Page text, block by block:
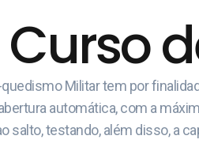
Curso
quedismo Militar tem por
automática, com a
salto, testando, além disso, a